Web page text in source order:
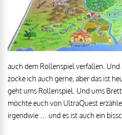
auch dem Rollenspiel verfallen. Und
zocke ich auch gerne, aber das ist
geht ums Rollenspiel. Und ums
möchte euch von UltraQuest
irgendwie … und es ist auch ein